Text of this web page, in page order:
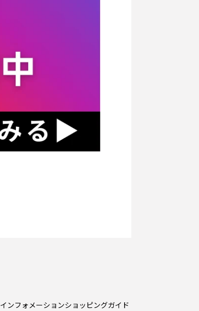
インフォメーションショッピングガイド